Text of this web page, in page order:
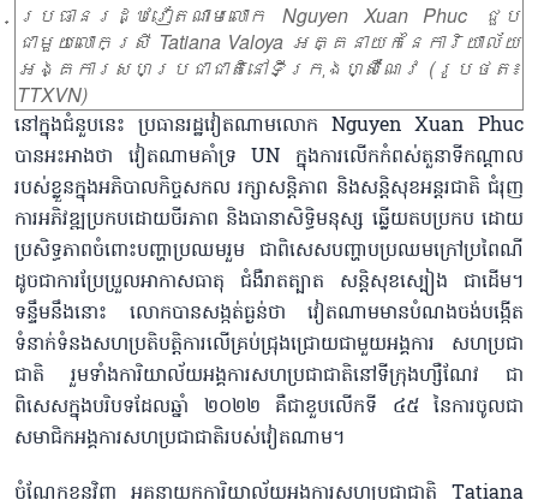
ប្រធានរដ្ឋវៀតណាមលោក Nguyen Xuan Phuc ជួប
ជាមួយលោកស្រី Tatiana Valoya អគ្គនាយកនៃការិយាល័យ
អង្គការសហប្រជាជាតិនៅទីក្រុងហ្សឺណែវ (រូបថត៖
TTXVN)
នៅក្នុងជំនួបនេះ ប្រធានរដ្ឋវៀតណាមលោក Nguyen Xuan Phuc
បានអះអាងថា វៀតណាមគាំទ្រ UN ក្នុងការលើកកំពស់តួនាទីកណ្តាល
របស់ខ្លួនក្នុងអភិបាលកិច្ចសកល រក្សាសន្តិភាព និងសន្តិសុខអន្តរជាតិ ជំរុញ
ការអភិវឌ្ឍប្រកបដោយចីរភាព និងធានាសិទ្ធិមនុស្ស ឆ្លើយតបប្រកប ដោយ
ប្រសិទ្ធភាពចំពោះបញ្ហាប្រឈមរួម ជាពិសេសបញ្ហាបប្រឈមក្រៅប្រពៃណី
ដូចជាការប្រែប្រួលអាកាសធាតុ ជំងឺរាតត្បាត សន្តិសុខស្បៀង ជាដើម។
ទន្ទឹមនឹងនោះ លោកបានសង្កត់ធ្ងន់ថា វៀតណាមមានបំណងចង់បង្កើត
ទំនាក់ទំនងសហប្រតិបត្តិការលើគ្រប់ជ្រុងជ្រោយជាមួយអង្គការ សហប្រជា
ជាតិ រួមទាំងការិយាល័យអង្គការសហប្រជាជាតិនៅទីក្រុងហ្សឺណែវ ជា
ពិសេសក្នុងបរិបទដែលឆ្នាំ ២០២២ គឺជាខួបលើកទី ៤៥ នៃការចូលជា
សមាជិកអង្គការសហប្រជាជាតិរបស់វៀតណាម។
ចំណែកខ្លួនវិញ អគ្គនាយកការិយាល័យអង្គការសហប្រជាជាតិ Tatiana